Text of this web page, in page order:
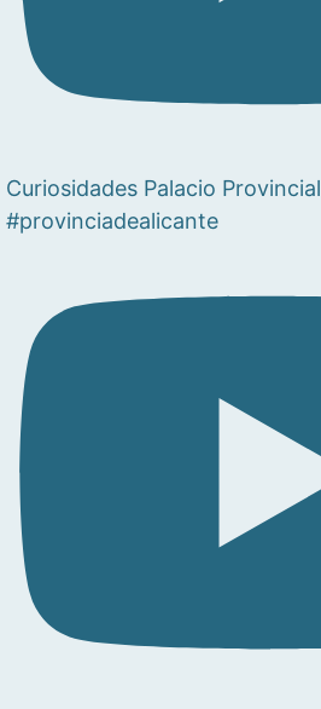
Curiosidades Palacio Provincial
#provinciadealicante